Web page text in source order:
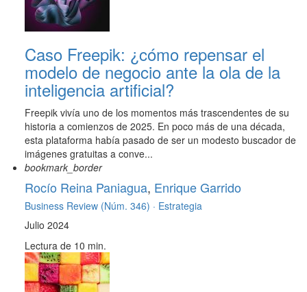
Caso Freepik: ¿cómo repensar el
modelo de negocio ante la ola de la
inteligencia artificial?
Freepik vivía uno de los momentos más trascendentes de su
historia a comienzos de 2025. En poco más de una década,
esta plataforma había pasado de ser un modesto buscador de
imágenes gratuitas a conve...
bookmark_border
Rocío Reina Paniagua, Enrique Garrido
Business Review (Núm. 346) · Estrategia
Julio 2024
Lectura de 10 min.